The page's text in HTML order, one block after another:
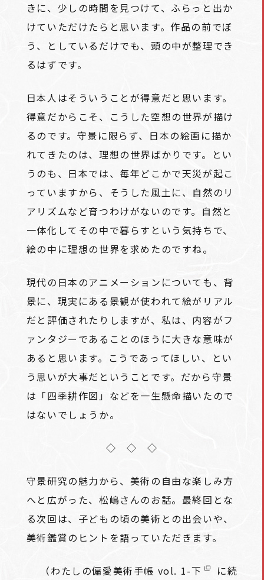
きに、少しの時間を見つけて、ふらっと出か
けていただけたらと思います。作品の前でぼ
う、としているだけでも、頭の中が整理でき
るはずです。
日本人はそういうことが得意だと思います。
得意だからこそ、こうした空想の世界が描け
るのです。守景に限らず、日本の絵画に描か
れてきたのは、理想の世界ばかりです。とい
うのも、日本では、毎年どこかで天災が起こ
っていますから、そうした風土に、自然のリ
アリズムなど育つわけがないのです。自然と
一体化してその中で暮らすという気持ちで、
絵の中に理想の世界を求めたのですね。
現代の日本のアニメーションについても、背
景に、現実にある景観が使われて絵がリアル
だと評価されたりしますが、私は、内容がフ
ァンタジーであることのほうに大きな意味が
あると思います。こうであってほしい、とい
う思いが大事だということです。だから守景
は「四季耕作図」などを一生懸命描いたので
はないでしょうか。
◇ ◇ ◇
守景研究の魅力から、美術の自由な楽しみ方
へと広がった、松嶋さんのお話。最終回とな
る次回は、子どもの頃の美術との出会いや、
美術鑑賞のヒントを語っていただきます。
（わたしの偏愛美術手帳 vol. 1-下 に続